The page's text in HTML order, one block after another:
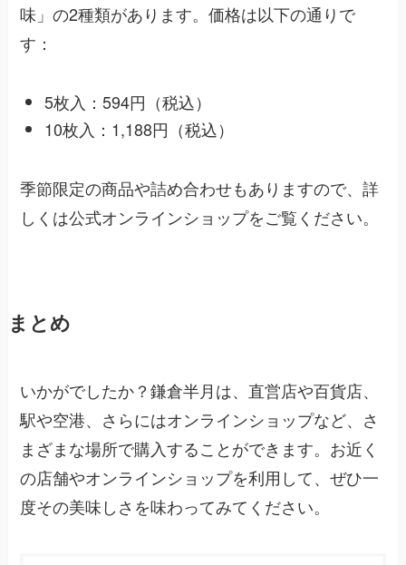
味」の2種類があります。価格は以下の通りで
す：
5枚入：594円（税込）
10枚入：1,188円（税込）
季節限定の商品や詰め合わせもありますので、詳
しくは公式オンラインショップをご覧ください。
まとめ
いかがでしたか？鎌倉半月は、直営店や百貨店、
駅や空港、さらにはオンラインショップなど、さ
まざまな場所で購入することができます。お近く
の店舗やオンラインショップを利用して、ぜひ一
度その美味しさを味わってみてください。